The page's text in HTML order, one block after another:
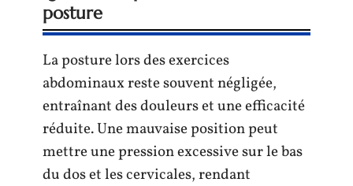
posture
La posture lors des exercices
abdominaux reste souvent négligée,
entraînant des douleurs et une efficacité
réduite. Une mauvaise position peut
mettre une pression excessive sur le bas
du dos et les cervicales, rendant